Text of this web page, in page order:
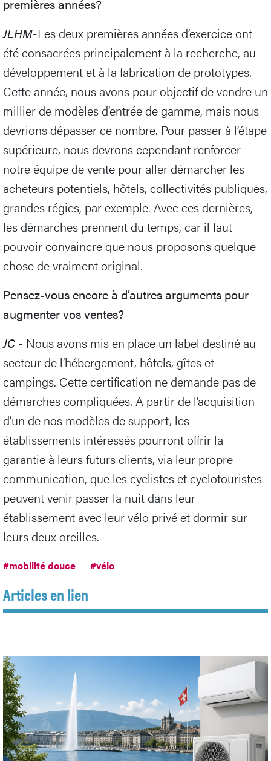
premières années?
JLHM-Les deux premières années d’exercice ont
été consacrées principalement à la recherche, au
développement et à la fabrication de prototypes.
Cette année, nous avons pour objectif de vendre un
millier de modèles d’entrée de gamme, mais nous
devrions dépasser ce nombre. Pour passer à l’étape
supérieure, nous devrons cependant renforcer
notre équipe de vente pour aller démarcher les
acheteurs potentiels, hôtels, collectivités publiques,
grandes régies, par exemple. Avec ces dernières,
les démarches prennent du temps, car il faut
pouvoir convaincre que nous proposons quelque
chose de vraiment original.
Pensez-vous encore à d’autres arguments pour
augmenter vos ventes?
JC - Nous avons mis en place un label destiné au
secteur de l’hébergement, hôtels, gîtes et
campings. Cette certification ne demande pas de
démarches compliquées. A partir de l’acquisition
d’un de nos modèles de support, les
établissements intéressés pourront offrir la
garantie à leurs futurs clients, via leur propre
communication, que les cyclistes et cyclotouristes
peuvent venir passer la nuit dans leur
établissement avec leur vélo privé et dormir sur
leurs deux oreilles.
#mobilité douce #vélo
Articles en lien